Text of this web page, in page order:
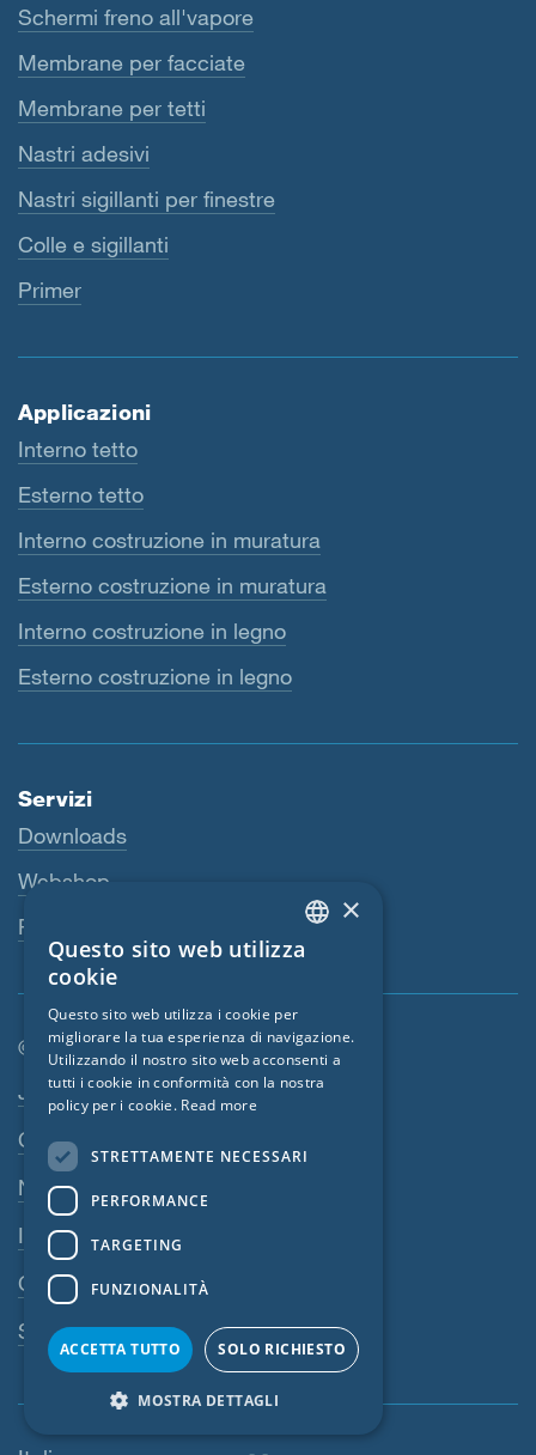
Schermi freno all'vapore
Membrane per facciate
Membrane per tetti
Nastri adesivi
Nastri sigillanti per finestre
Colle e sigillanti
Primer
Applicazioni
Interno tetto
Esterno tetto
Interno costruzione in muratura
Esterno costruzione in muratura
Interno costruzione in legno
Esterno costruzione in legno
Servizi
Downloads
Webshop
Persona di riferimento
© SIGA 2026
Area di navigazione footer
Jobs
Contatto
Norme sulla privacy
Impressum
CGV
Sistema di denuncia
ENGLISH
FRENCH
CZECH
LATVIAN
NORWEGIAN
×
Questo sito web utilizza
cookie
Questo sito web utilizza i cookie per
migliorare la tua esperienza di navigazione.
Utilizzando il nostro sito web acconsenti a
tutti i cookie in conformità con la nostra
policy per i cookie. Read more
STRETTAMENTE NECESSARI
PERFORMANCE
TARGETING
FUNZIONALITÀ
ACCETTA TUTTO SOLO RICHIESTO
MOSTRA DETTAGLI